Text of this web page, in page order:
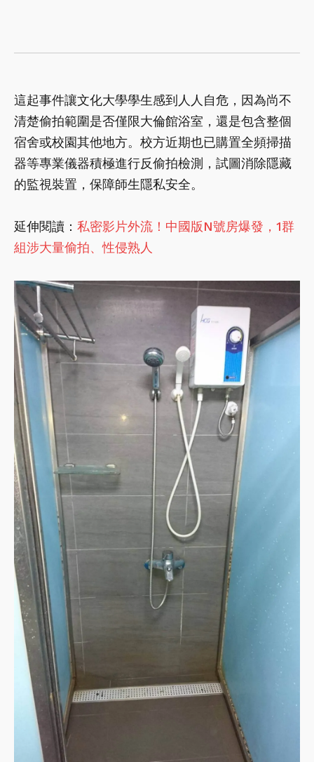
這起事件讓文化大學學生感到人人自危，因為尚不
清楚偷拍範圍是否僅限大倫館浴室，還是包含整個
宿舍或校園其他地方。校方近期也已購置全頻掃描
器等專業儀器積極進行反偷拍檢測，試圖消除隱藏
的監視裝置，保障師生隱私安全。
延伸閱讀： 私密影片外流！中國版N號房爆發，1群
組涉大量偷拍、性侵熟人